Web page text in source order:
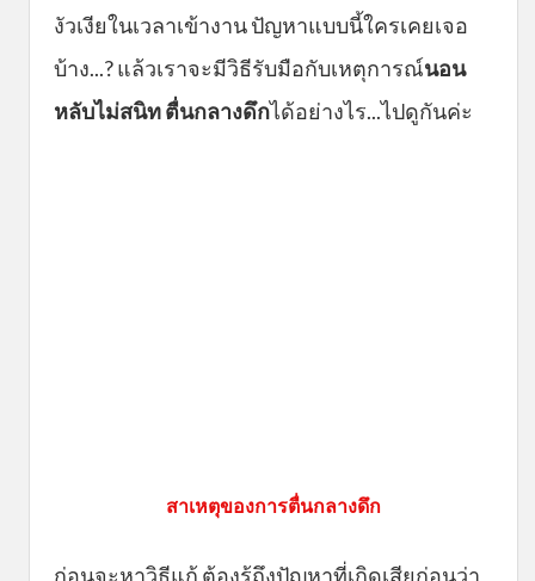
งัวเงียในเวลาเข้างาน ปัญหาแบบนี้ใครเคยเจอ
บ้าง...? แล้วเราจะมีวิธีรับมือกับเหตุการณ์นอน
หลับไม่สนิท ตื่นกลางดึกได้อย่างไร...ไปดูกันค่ะ
สาเหตุของการตื่นกลางดึก
ก่อนจะหาวิธีแก้ ต้องรู้ถึงปัญหาที่เกิดเสียก่อนว่า